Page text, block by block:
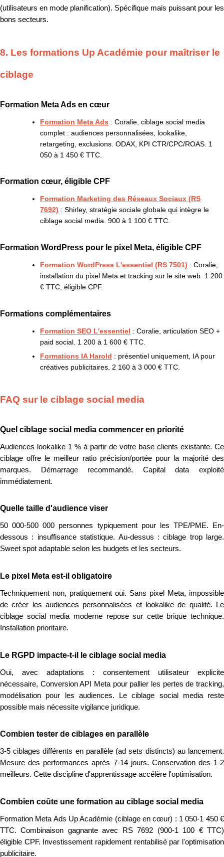
(utilisateurs en mode planification). Spécifique mais puissant pour les
bons secteurs.
8. Les formations Up Académie pour maîtriser le
ciblage
Formation Meta Ads en cœur
Formation Meta Ads : Coralie, ciblage social media
complet : audiences personnalisées, lookalike,
retargeting, exclusions. ODAX, KPI CTR/CPC/ROAS. 1
050 à 1 450 € TTC.
Formation cœur, éligible CPF
Formation Marketing des Réseaux Sociaux (RS
7692) : Shirley, stratégie sociale globale qui intègre le
ciblage social media. 900 à 1 100 € TTC.
Formation WordPress pour le pixel Meta, éligible CPF
Formation WordPress L'essentiel (RS 7501) : Coralie,
installation du pixel Meta et tracking sur le site web. 1 200
€ TTC, éligible CPF.
Formations complémentaires
Formation SEO L'essentiel : Coralie, articulation SEO +
paid social. 1 200 à 1 600 € TTC.
Formations IA Harold : présentiel uniquement, IA pour
créatives publicitaires. 2 160 à 3 000 € TTC.
FAQ sur le ciblage social media
Quel ciblage social media commencer en priorité
Audiences lookalike 1 % à partir de votre base clients existante. Ce
ciblage offre le meilleur ratio précision/portée pour la majorité des
marques. Démarrage recommandé. Capital data exploité
immédiatement.
Quelle taille d'audience viser
50 000-500 000 personnes typiquement pour les TPE/PME. En-
dessous : insuffisance statistique. Au-dessus : ciblage trop large.
Sweet spot adaptable selon les budgets et les secteurs.
Le pixel Meta est-il obligatoire
Techniquement non, pratiquement oui. Sans pixel Meta, impossible
de créer les audiences personnalisées et lookalike de qualité. Le
ciblage social media moderne repose sur cette brique technique.
Installation prioritaire.
Le RGPD impacte-t-il le ciblage social media
Oui, avec adaptations : consentement utilisateur explicite
nécessaire, Conversion API Meta pour pallier les pertes de tracking,
modélisation pour les audiences. Le ciblage social media reste
possible mais nécessite vigilance juridique.
Combien tester de ciblages en parallèle
3-5 ciblages différents en parallèle (ad sets distincts) au lancement.
Mesure des performances après 7-14 jours. Conservation des 1-2
meilleurs. Cette discipline d'apprentissage accélère l'optimisation.
Combien coûte une formation au ciblage social media
Formation Meta Ads Up Académie (ciblage en cœur) : 1 050-1 450 €
TTC. Combinaison gagnante avec RS 7692 (900-1 100 € TTC)
éligible CPF. Investissement rapidement rentabilisé par l'optimisation
publicitaire.